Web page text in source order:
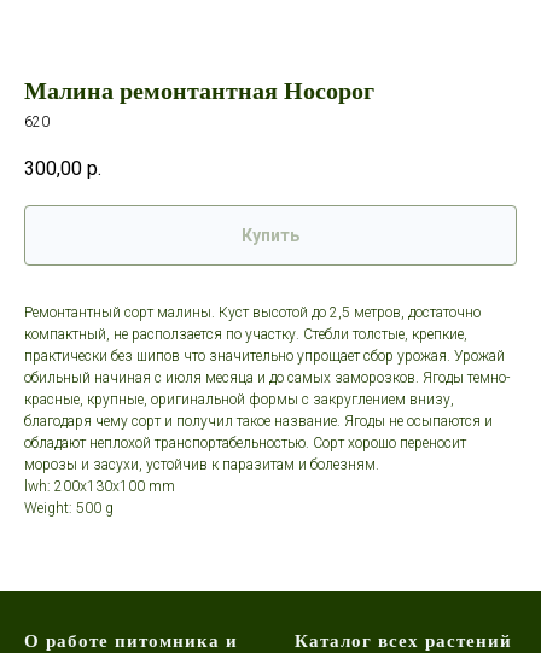
Малина ремонтантная Носорог
620
300,00 р.
Купить
Ремонтантный сорт малины. Куст высотой до 2,5 метров, достаточно
компактный, не расползается по участку. Стебли толстые, крепкие,
практически без шипов что значительно упрощает сбор урожая. Урожай
обильный начиная с июля месяца и до самых заморозков. Ягоды темно-
красные, крупные, оригинальной формы с закруглением внизу,
благодаря чему сорт и получил такое название. Ягоды не осыпаются и
обладают неплохой транспортабельностью. Сорт хорошо переносит
морозы и засухи, устойчив к паразитам и болезням.
lwh: 200x130x100 mm
Weight: 500 g
О работе питомника и
Каталог всех растений